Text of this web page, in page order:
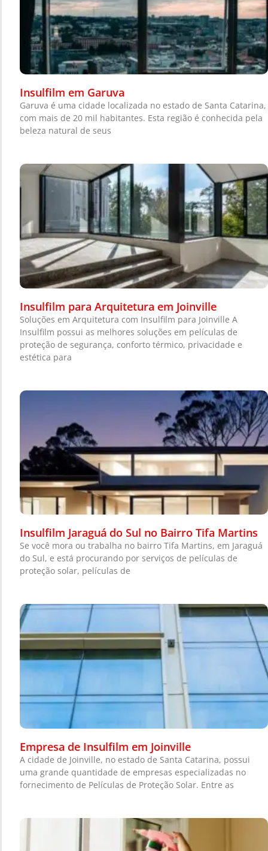
Insulfilm em Garuva
Garuva é uma cidade localizada no estado de Santa Catarina,
com mais de 20 mil habitantes. Esta região é conhecida pela
beleza natural de seus
Insulfilm para Arquitetura em Joinville
Soluções em Arquitetura com Insulfilm para Joinville A
Insulfilm possui as melhores soluções em películas de
proteção de segurança, conforto térmico, privacidade e
estética para
Insulfilm Jaraguá do Sul no Bairro Tifa Martins
Se você mora ou trabalha no bairro Tifa Martins, em Jaraguá
do Sul, e está procurando por serviços de películas de
proteção solar, películas de
Empresa de Insulfilm em Joinville
A cidade de Joinville, no estado de Santa Catarina, possui
uma grande quantidade de empresas especializadas no
fornecimento de Películas de Proteção Solar. Entre as